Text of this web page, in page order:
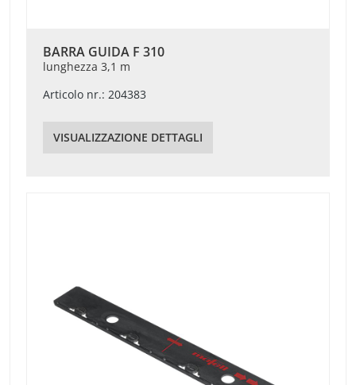
BARRA GUIDA F 310
lunghezza 3,1 m
Articolo nr.: 204383
VISUALIZZAZIONE DETTAGLI